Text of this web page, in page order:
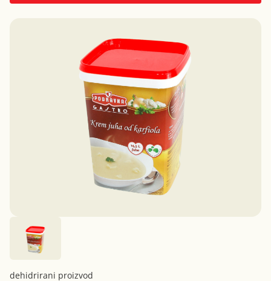
dehidrirani proizvod